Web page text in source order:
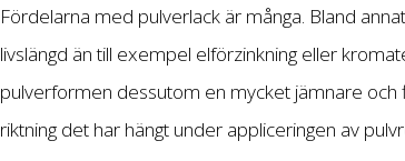
Fördelarna med pulverlack är många. Bland
livslängd än till exempel elförzinkning eller
pulverformen dessutom en mycket jämnare och
riktning det har hängt under appliceringen av